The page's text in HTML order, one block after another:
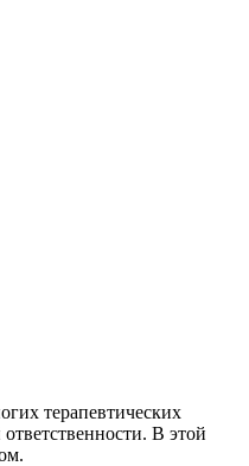
терапевтических
В этой